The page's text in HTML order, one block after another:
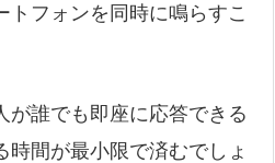
トフォンを同時に鳴らすこ
が誰でも即座に応答できる
時間が最小限で済むでしょ